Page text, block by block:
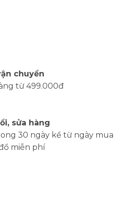
chuyển
từ 499.000đ
sửa hàng
30 ngày kể từ ngày mua
miễn phí